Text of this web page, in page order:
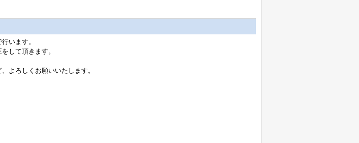
います。
して頂きます。
よろしくお願いいたします。